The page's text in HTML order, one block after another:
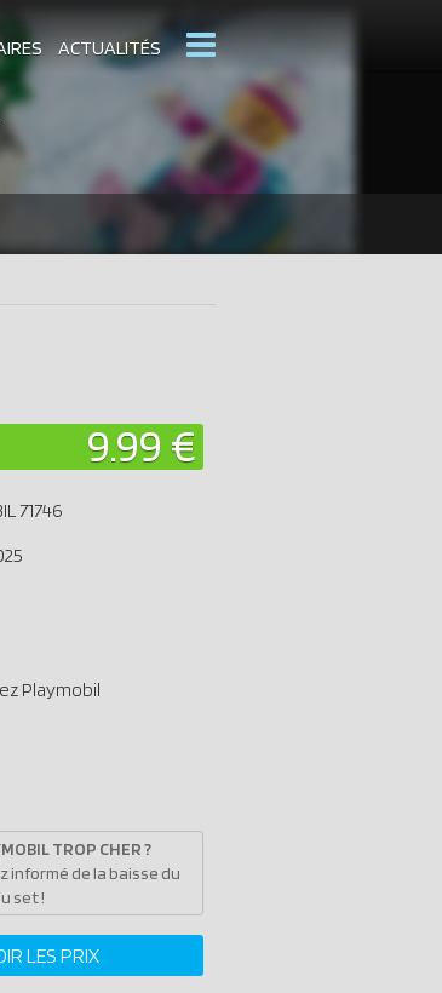
ACTUALITÉS
PLAYMOBIL
AJOUTÉS
9.99 €
71746
Playmobil
TROP CHER ?
informé de la baisse du
set !
LES PRIX